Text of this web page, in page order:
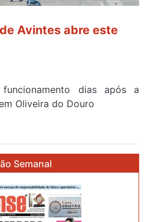
Avintes abre este
funcionamento dias após a
Oliveira do Douro
Semanal